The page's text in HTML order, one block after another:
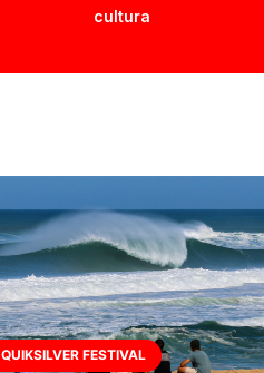
cultura
QUIKSILVER FESTIVAL